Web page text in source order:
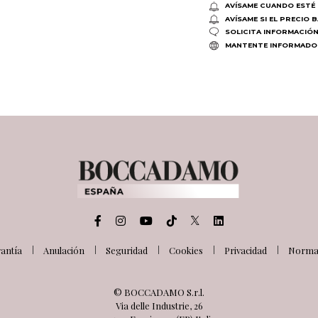
AVÍSAME CUANDO
AVÍSAME SI EL PRECIO
SOLICITA
MANTENTE INFORMADO
Anulación Seguridad Cookies Privacidad
© BOCCADAMO S.r.l.
Via delle Industrie, 26